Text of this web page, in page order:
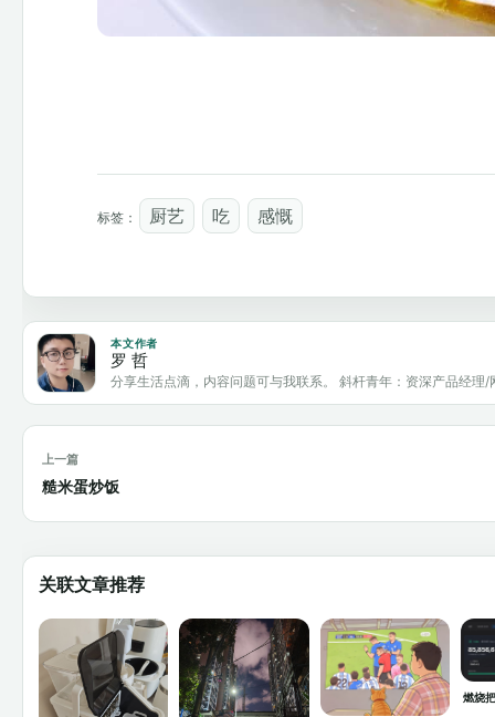
标签： 厨艺 吃 感慨
本文作者
罗 哲
分享生活点滴，内容问题可与我联系。 斜杆青年：资深产品经
上一篇
糙米蛋炒饭
关联文章推荐
燃烧